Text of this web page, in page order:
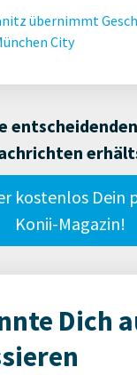
übernimmt
City
kostenlos Dein
Konii-Magazin!
Dich